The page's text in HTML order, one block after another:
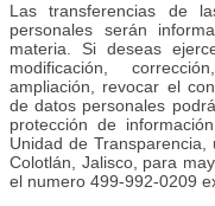
Las transferencias de
personales serán
materia. Si deseas
modificación,
ampliación, revocar el
de datos personales
protección de
Unidad de
Colotlán, Jalisco, para
el numero 499-992-0209